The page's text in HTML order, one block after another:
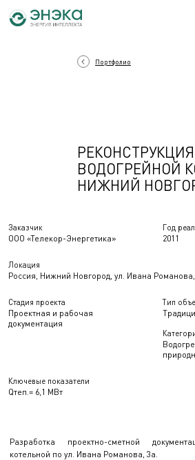
Заказчик
ООО «Телекор-Энергетика»
Год
2011
Локация
Россия, Нижний Новгород, ул. Ивана
Стадия проекта
Проектная и рабочая
документация
Тип
Ключевые показатели
Qтеп.= 6,1 МВт
Портфолио
РЕКОНСТРУКЦИЯ
ВОДОГРЕЙНОЙ
НИЖНИЙ
Разработка проектно-сметной
котельной по ул. Ивана Романова, 3а.